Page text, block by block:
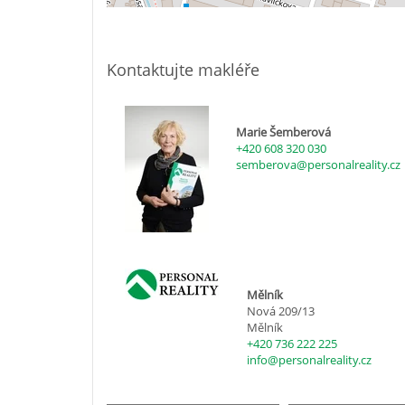
Kontaktujte makléře
Marie Šemberová
+420 608 320 030
semberova@personalreality.cz
Mělník
Nová 209/13
Mělník
+420 736 222 225
info@personalreality.cz